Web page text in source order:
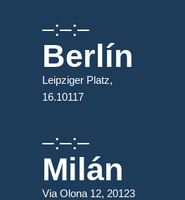
–:–:–
Berlín
Leipziger Platz,
16.10117
–:–:–
Milán
Via Olona 12, 20123